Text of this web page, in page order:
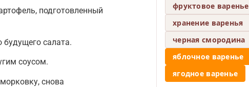
подготовленный
салата.
соусом.
снова
фруктовое варенье
хранение варенья
черная смородина
яблочное варенье
ягодное варенье